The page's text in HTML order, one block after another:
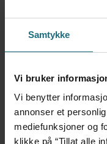
Samtykke
Vi bruker
Vi benytter
annonser et
mediefunksjoner og
klikke på “Tillat alle
OUS har